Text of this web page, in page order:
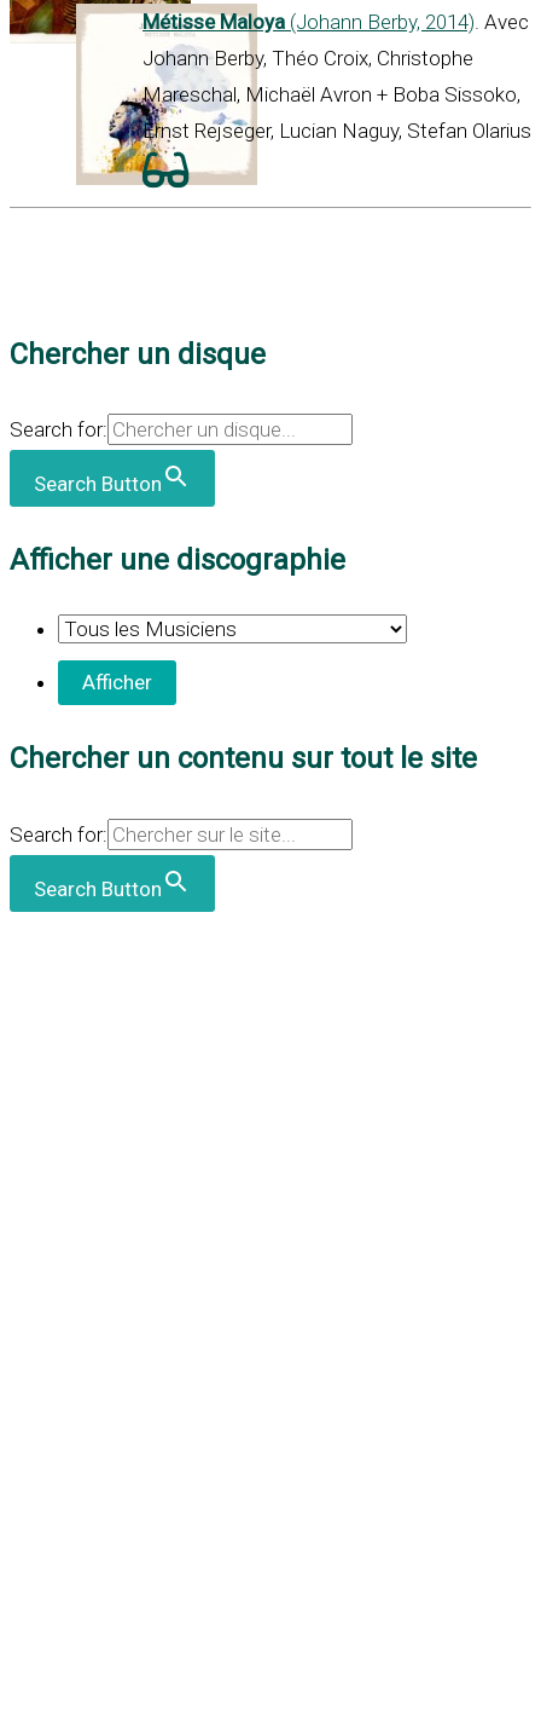
Métisse Maloya (Johann Berby, 2014). Avec
Johann Berby, Théo Croix, Christophe
Mareschal, Michaël Avron + Boba Sissoko,
Ernst Rejseger, Lucian Naguy, Stefan Olarius
Chercher un disque
Search for:
Search Button
Afficher une discographie
Chercher un contenu sur tout le site
Search for:
Search Button